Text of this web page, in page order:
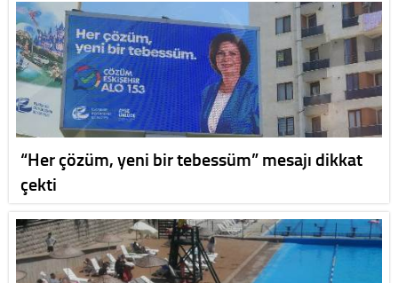
“Her çözüm, yeni bir tebessüm” mesajı dikkat
çekti